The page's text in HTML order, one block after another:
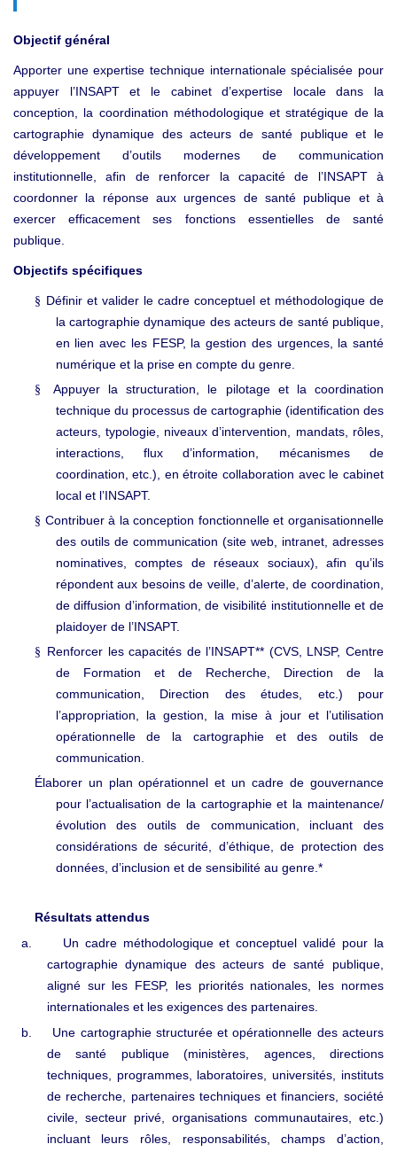
Objectif général
Apporter une expertise technique internationale spécialisée pour
appuyer l’INSAPT et le cabinet d’expertise locale dans la
conception, la coordination méthodologique et stratégique de la
cartographie dynamique des acteurs de santé publique et le
développement d’outils modernes de communication
institutionnelle, afin de renforcer la capacité de l’INSAPT à
coordonner la réponse aux urgences de santé publique et à
exercer efficacement ses fonctions essentielles de santé
publique.
Objectifs spécifiques
§ Définir et valider le cadre conceptuel et méthodologique de
la cartographie dynamique des acteurs de santé publique,
en lien avec les FESP, la gestion des urgences, la santé
numérique et la prise en compte du genre.
§
Appuyer la structuration, le pilotage et la coordination
technique du processus de cartographie (identification des
acteurs, typologie, niveaux d’intervention, mandats, rôles,
interactions, flux d’information, mécanismes de
coordination, etc.), en étroite collaboration avec le cabinet
local et l’INSAPT.
§ Contribuer à la conception fonctionnelle et organisationnelle
des outils de communication (site web, intranet, adresses
nominatives, comptes de réseaux sociaux), afin qu’ils
répondent aux besoins de veille, d’alerte, de coordination,
de diffusion d’information, de visibilité institutionnelle et de
plaidoyer de l’INSAPT.
§ Renforcer les capacités de l’INSAPT** (CVS, LNSP, Centre
de Formation et de Recherche, Direction de la
communication, Direction des études, etc.) pour
l’appropriation, la gestion, la mise à jour et l’utilisation
opérationnelle de la cartographie et des outils de
communication.
Élaborer un plan opérationnel et un cadre de gouvernance
pour l’actualisation de la cartographie et la maintenance/
évolution des outils de communication, incluant des
considérations de sécurité, d’éthique, de protection des
données, d’inclusion et de sensibilité au genre.*
Résultats attendus
a.
Un cadre méthodologique et conceptuel validé pour la
cartographie dynamique des acteurs de santé publique,
aligné sur les FESP, les priorités nationales, les normes
internationales et les exigences des partenaires.
b.
Une cartographie structurée et opérationnelle des acteurs
de santé publique (ministères, agences, directions
techniques, programmes, laboratoires, universités, instituts
de recherche, partenaires techniques et financiers, société
civile, secteur privé, organisations communautaires, etc.)
incluant leurs rôles, responsabilités, champs d’action,